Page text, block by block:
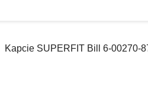
Kapcie SUPERFIT Bill 6-00270-